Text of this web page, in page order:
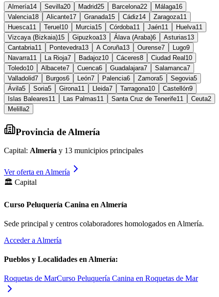
Almería14 Sevilla20 Madrid25 Barcelona22 Málaga16
Valencia18 Alicante17 Granada15 Cádiz14 Zaragoza11
Huesca11 Teruel 10 Murcia15 Córdoba11 Jaén11 Huelva11
Vizcaya (Bizkaia)15 Gipuzkoa13 Álava (Araba)6 Asturias13
Cantabria11 Pontevedra13 A Coruña13 Ourense7 Lugo9
Navarra11 La Rioja7 Badajoz10 Cáceres8 Ciudad Real 10
Toledo10 Albacete7 Cuenca6 Guadalajara7 Salamanca7
Valladolid7 Burgos6 León7 Palencia6 Zamora5 Segovia5
Ávila5 Soria5 Girona11 Lleida7 Tarragona10 Castellón9
Islas Baleares11 Las Palmas11 Santa Cruz de Tenerife11 Ceuta2
Melilla2
Provincia de Almería
Capital: Almería y 13 municipios principales
Ver oferta en Almería
🏛️ Capital
Curso Peluquería Canina en Almería
Sede principal y centros colaboradores homologados en Almería.
Acceder a Almería
Pueblos y Localidades en Almería:
Roquetas de MarCurso Peluquería Canina en Roquetas de Mar